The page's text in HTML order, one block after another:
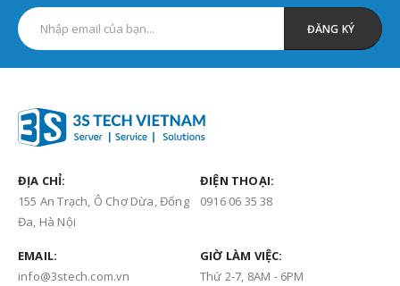
ĐỊA CHỈ:
155 An Trạch, Ô Chợ Dừa, Đống
Đa, Hà Nội
ĐIỆN THOẠI:
0916 06 35 38
EMAIL:
info@3stech.com.vn
GIỜ LÀM VIỆC:
Thứ 2-7, 8AM - 6PM